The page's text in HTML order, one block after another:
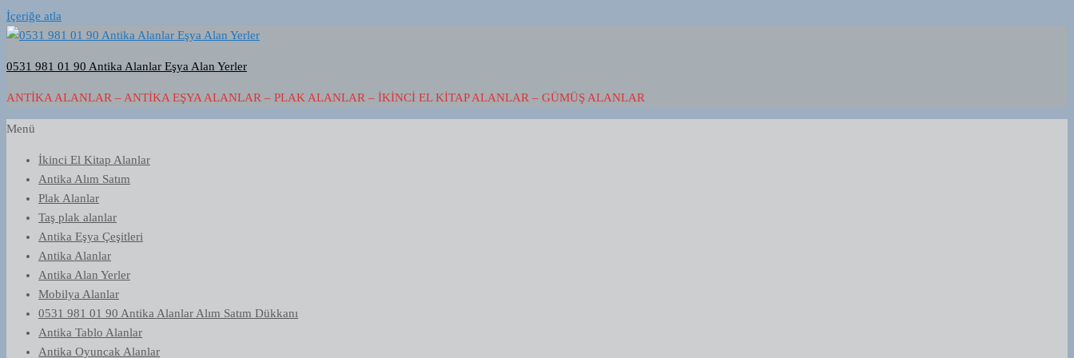
İçeriğe atla
0531 981 01 90 Antika Alanlar Eşya Alan Yerler
ANTIKA ALANLAR – ANTIKA EŞYA ALANLAR – PLAK ALANLAR – İKINCI EL KITAP ALANLAR – GÜMÜŞ ALANLAR
Menü
İkinci El Kitap Alanlar
Antika Alım Satım
Plak Alanlar
Taş plak alanlar
Antika Eşya Çeşitleri
Antika Alanlar
Antika Alan Yerler
Mobilya Alanlar
0531 981 01 90 Antika Alanlar Alım Satım Dükkanı
Antika Tablo Alanlar
Antika Oyuncak Alanlar